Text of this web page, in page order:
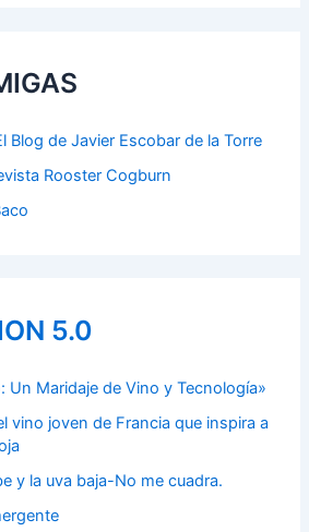
Blog de Javier Escobar de la Torre
Rooster Cogburn
5.0
Un Maridaje de Vino y Tecnología»
vino joven de Francia que inspira a
y la uva baja-No me cuadra.